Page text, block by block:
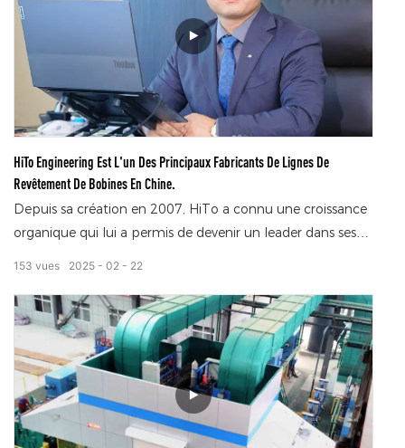
résistance à la corrosion de l'acier, lui permettant de
maintenir ses performances dans des environnements
complexes tels que les températures élevées et les
sécheresses du Moyen-Orient et les climats chauds et
humides de l'Asie du Sud, prolongeant considérablement
sa durée de vie.
HiTo Engineering Est L'un Des Principaux Fabricants De Lignes De
Revêtement De Bobines En Chine.
Depuis sa création en 2007, HiTo a connu une croissance
organique qui lui a permis de devenir un leader dans ses
continu (CGL), avec de nombreuses références en matière
de fourniture. Forts d'une présence de 15 ans sur le
marché chinois, nous y détenons une part de marché de
55 %. Nous avons également réalisé de nombreux projets
à travers le monde. Nos cadres supérieurs sont tous des
experts du secteur, possédant une vaste expérience
acquise grâce à la conception de plus de 130 lignes de
2025 02 22
153 vues